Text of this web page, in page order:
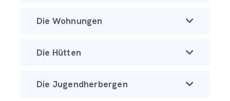
Die Wohnungen
Die Hütten
Die Jugendherbergen